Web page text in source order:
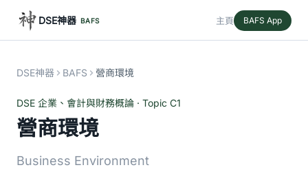
DSE神器 BAFS 主頁 BAFS App
DSE神器 BAFS 營商環境
DSE 企業、會計與財務概論 · Topic C1
營商環境
Business Environment